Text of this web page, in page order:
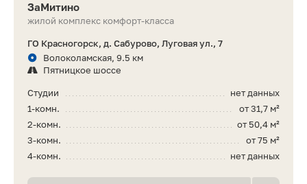
ЗаМитино
жилой комплекс комфорт-класса
ГО Красногорск, д. Сабурово, Луговая ул., 7
Волоколамская, 9.5 км
Пятницкое шоссе
нет данных
Студии
от 31,7 м²
1-комн.
от 50,4 м²
2-комн.
от 75 м²
3-комн.
нет данных
4-комн.